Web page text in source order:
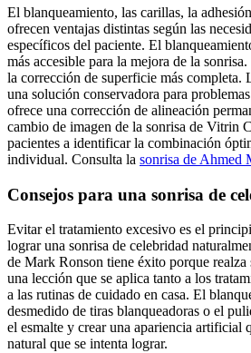
El blanqueamiento, las carillas, la
ofrecen ventajas distintas según las
específicos del paciente. El
más accesible para la mejora de la
la corrección de superficie más completa.
una solución conservadora para
ofrece una corrección de alineación
cambio de imagen de la sonrisa de Vitrin
pacientes a identificar la combinación
individual. Consulta la sonrisa de Ahmed
Consejos para una sonrisa de
Evitar el tratamiento excesivo es el
lograr una sonrisa de celebridad
de Mark Ronson tiene éxito porque realza
una lección que se aplica tanto a los
a las rutinas de cuidado en casa. El
desmedido de tiras blanqueadoras o el
el esmalte y crear una apariencia artificial
natural que se intenta lograr.